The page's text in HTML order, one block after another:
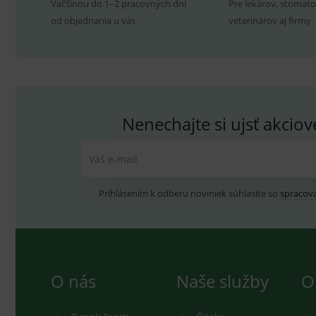
V prípade porušenia zapečateného obalu tohto
hygienických dôvodov možné odstúpiť od kúpnej
Väčšinou do 1–2 pracovných dní
od objednania u vás
Pre lekárov,
veterinárov aj firmy
Nenechajte si ujsť
Váš e-mail
Prihlásením k odberu noviniek súhlasíte so
O nás Naše služby
sid